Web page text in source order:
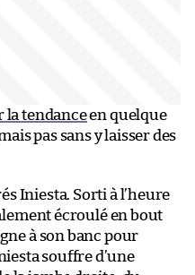
la tendanceen quelque
pas sans y laisser des
Iniesta. Sorti à l’heure
écroulé en bout
à son banc pour
souffre d’une